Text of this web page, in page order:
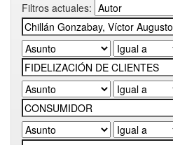
Filtros actuales: